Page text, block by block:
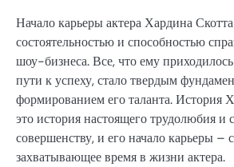
Начало карьеры актера Хардина
состоятельностью и способностью
шоу-бизнеса. Все, что ему
пути к успеху, стало твердым
формированием его таланта. История
это история настоящего трудолюбия и
совершенству, и его начало карьеры –
захватывающее время в жизни актера.